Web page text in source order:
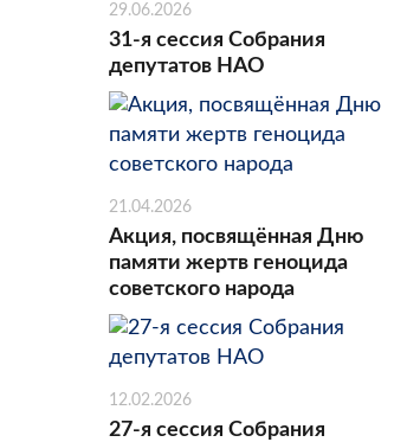
29.06.2026
31-я сессия Собрания
депутатов НАО
21.04.2026
Акция, посвящённая Дню
памяти жертв геноцида
советского народа
12.02.2026
27-я сессия Собрания